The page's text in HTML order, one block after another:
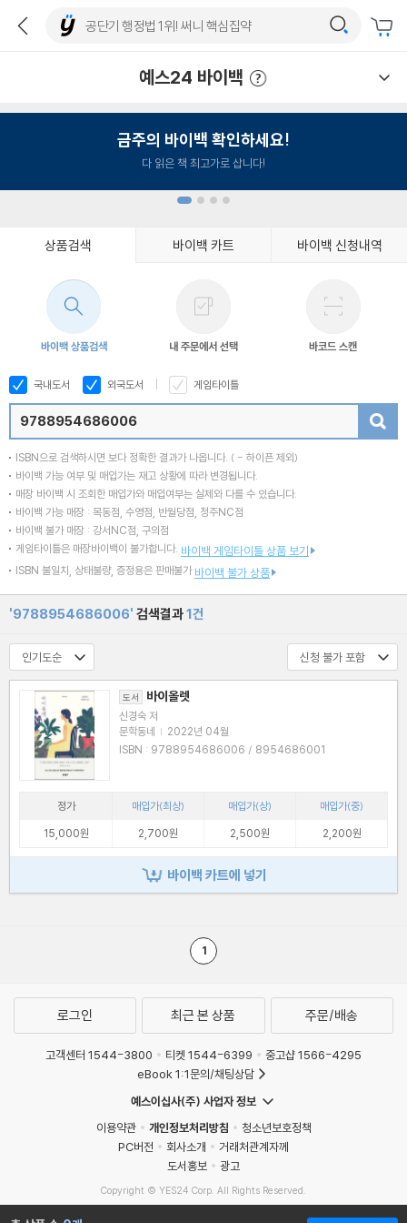
예스24 바이백
금주의 바이백 확인하세요!
다 읽은 책 최고가로 삽니다!
상품검색 바이백 카트 바이백 신청내역
바이백 상품검색 내 주문에서 선택 바코드 스캔
국내도서 외국도서 게임타이틀
ISBN으로 검색하시면 보다 정확한 결과가 나옵니다. ( - 하이픈 제외)
바이백 가능 여부 및 매입가는 재고 상황에 따라 변경됩니다.
매장 바이백 시 조회한 매입가와 매입여부는 실제와 다를 수 있습니다.
바이백 가능 매장 : 목동점, 수영점, 반월당점, 청주NC점
바이백 불가 매장 : 강서NC점, 구의점
게임타이틀은 매장바이백이 불가합니다. 바이백 게임타이틀 상품 보기
ISBN 불일치, 상태불량, 증정용은 판매불가 바이백 불가 상품
'9788954686006' 검색결과1건
도서 바이올렛
신경숙 저
문학동네 | 2022년 04월
ISBN : 9788954686006 / 8954686001
정가 매입가(최상) 매입가(상)
매입가(중)
15,000원
2,700원 2,500원 2,200원
바이백 카트에 넣기
1
로그인 최근 본 상품 주문/배송
고객센터 1544-3800 티켓 1544-6399
중고샵 1566-4295
eBook 1:1문의/채팅상담
예스이십사(주) 사업자 정보
이용약관
개인정보처리방침
청소년보호정책
PC버전
회사소개
거래처관계자께
도서홍보
광고
Copyright © YES24 Corp. All Rights Reserved.
MATOM2